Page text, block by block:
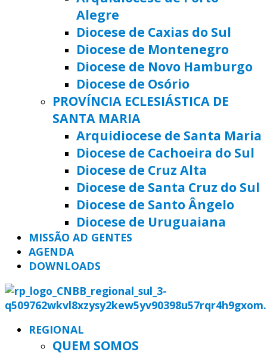
Alegre
Diocese de Caxias do Sul
Diocese de Montenegro
Diocese de Novo Hamburgo
Diocese de Osório
PROVÍNCIA ECLESIÁSTICA DE
SANTA MARIA
Arquidiocese de Santa Maria
Diocese de Cachoeira do Sul
Diocese de Cruz Alta
Diocese de Santa Cruz do Sul
Diocese de Santo Ângelo
Diocese de Uruguaiana
MISSÃO AD GENTES
AGENDA
DOWNLOADS
REGIONAL
QUEM SOMOS